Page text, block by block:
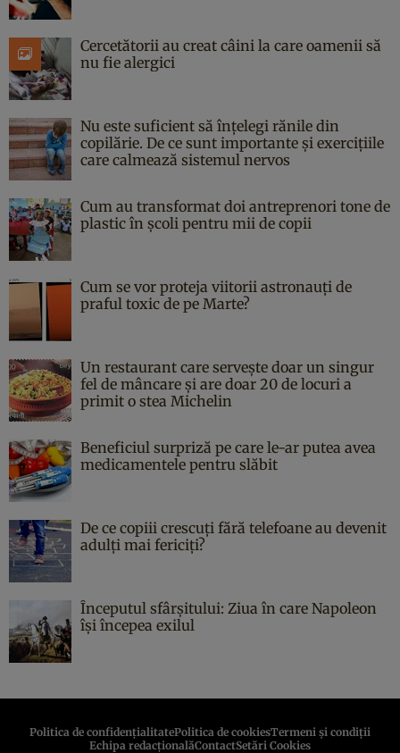
Cercetătorii au creat câini la care oamenii să
nu fie alergici
Nu este suficient să înțelegi rănile din
copilărie. De ce sunt importante și exercițiile
care calmează sistemul nervos
Cum au transformat doi antreprenori tone de
plastic în școli pentru mii de copii
Cum se vor proteja viitorii astronauți de
praful toxic de pe Marte?
Un restaurant care servește doar un singur
fel de mâncare și are doar 20 de locuri a
primit o stea Michelin
Beneficiul surpriză pe care le-ar putea avea
medicamentele pentru slăbit
De ce copiii crescuți fără telefoane au devenit
adulți mai fericiți?
Începutul sfârşitului: Ziua în care Napoleon
îşi începea exilul
Politica de confidenţialitatePolitica de cookiesTermeni şi condiţii
Echipa redacționalăContactSetări Cookies